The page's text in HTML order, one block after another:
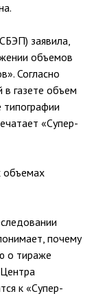
заявила,
объемов
Согласно
газете объем
типографии
«Супер-
объемах
почему
о тираже
к «Супер-